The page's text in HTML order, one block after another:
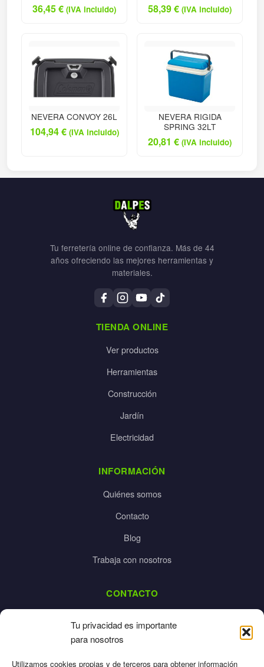
Tu privacidad es importante
para nosotros
Utilizamos cookies propias y de terceros para obtener información
36,45€ (IVA incluido) 58,39€ (IVA incluido)
NEVERA CONVOY 26L
104,94€ (IVA incluido)
NEVERA RIGIDA
SPRING 32LT
20,81 € (IVA incluido)
Tu ferretería online de confianza. Más de 44
años ofreciendo las mejores herramientas y
materiales.
TIENDA ONLINE
Ver productos
Herramientas
Construcción
Jardín
Electricidad
INFORMACIÓN
Quiénes somos
Contacto
Blog
Trabaja con nosotros
CONTACTO
925 532 213